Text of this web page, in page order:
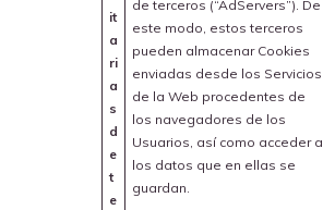
it
a
ri
a
s
d
e
t
e
de terceros (“AdServers”). De
este modo, estos terceros
pueden almacenar Cookies
enviadas desde los Servicios
de la Web procedentes de
los navegadores de los
Usuarios, así como acceder a
los datos que en ellas se
guardan.